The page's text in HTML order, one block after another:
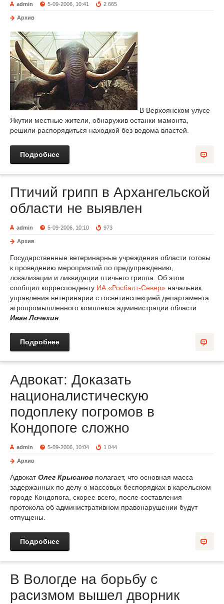
admin 5-09-2006, 10:41 2 665
Архив
В Верхоянском улусе
Якутии местные жители, обнаружив останки мамонта,
решили распорядиться находкой без ведома властей.
Подробнее
Птичий грипп в Архангельской
области не выявлен
admin 5-09-2006, 10:10 973
Архив
Государственные ветеринарные учреждения области готовы
к проведению мероприятий по предупреждению,
локализации и ликвидации птичьего гриппа. Об этом
сообщил корреспонденту ИА «Росбалт-Север» начальник
управления ветеринарии с госветинспекцией департамента
агропромышленного комплекса администрации области
Иван Лочехин
Подробнее
Адвокат: Доказать
националистическую
подоплеку погромов в
Кондопоге сложно
admin 5-09-2006, 10:04 1 044
Архив
АдвокатОлег Крысанов полагает, что основная масса
задержанных по делу о массовых беспорядках в карельском
городе Кондопога, скорее всего, после составления
протокола об административном правонарушении будут
отпущены.
Подробнее
В Вологде на борьбу с
расизмом вышел дворник